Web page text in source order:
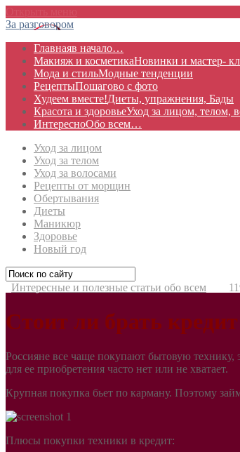
За разговором
Главнаяв начало…
Макияж и косметикаНовинки и мастер-
Мода и стильМодные тенденции
РецептыПошагово с фото
Худеем вместе!Диеты, упражнения, Бады
Красота и здоровьеУход за лицом, телом,
ИнтересноОбо всем…
Уход за лицом
Уход за телом
Уход за волосами
Рецепты от морщин
Обертывания
Диеты
Маникюр
Здоровье
Новый год
Интересные и полезные статьи обо всем
Стоит ли брать
Россияне все чаще покупают бытовую технику,
для ее приобретения часто нет или не хватает.
Крупная покупка бьет по карману. Поэтому
Плюсы покупки техники в кредит: